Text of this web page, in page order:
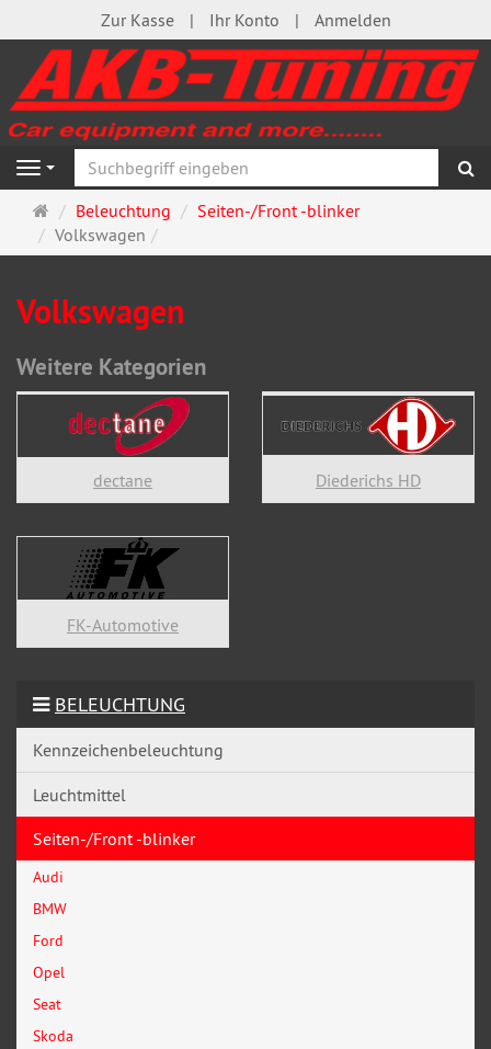
Zur Kasse Ihr Konto Anmelden
Navigation
Startseite
Beleuchtung
Seiten-/Front -blinker
Volkswagen
Volkswagen
Weitere Kategorien
dectane Diederichs HD
FK-Automotive
BELEUCHTUNG
Kennzeichenbeleuchtung
Leuchtmittel
Seiten-/Front -blinker
Audi
BMW
Ford
Opel
Seat
Skoda